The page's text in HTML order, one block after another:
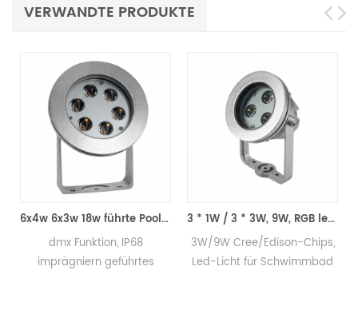
VERWANDTE PRODUKTE
6x4w 6x3w 18w führte Poolscheinwerfer
dmx Funktion, IP68
geführtes
3 * 1W / 3 * 3W, 9W, RGB led Unterwasser Beleuchtung
3W/9W Cree/Edison-Chips,
Led-Licht für Schwimmbad
36W,
RGB